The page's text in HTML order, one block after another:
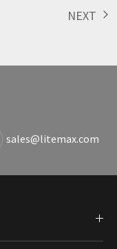
NEXT
sales@litemax.com